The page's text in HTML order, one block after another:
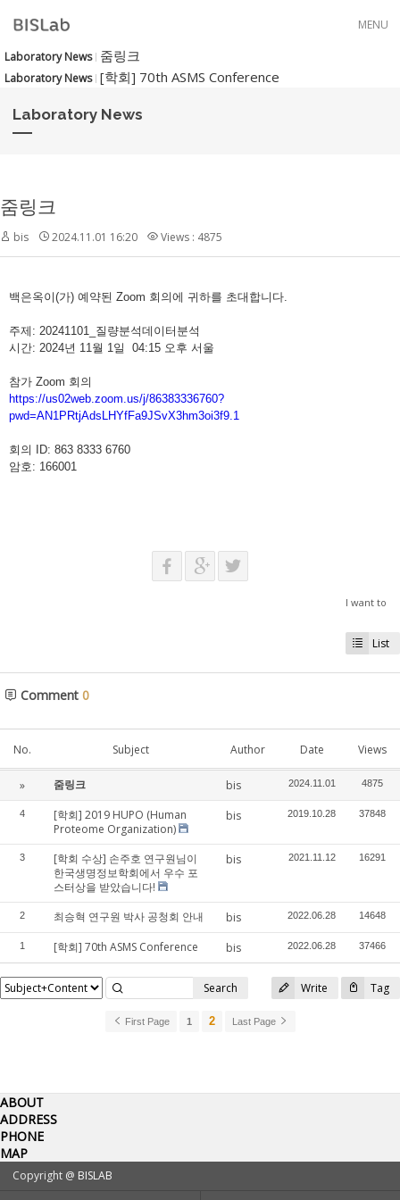
MENU
Laboratory News 줌링크
Laboratory News [학회] 70th ASMS Conference
Laboratory News
줌링크
bis 2024.11.01 16:20 Views : 4875
백은옥이(가) 예약된 Zoom 회의에 귀하를 초대합니다.
주제: 20241101_질량분석데이터분석
시간: 2024년 11월 1일 04:15 오후 서울
참가 Zoom 회의
https://us02web.zoom.us/j/86383336760?
pwd=AN1PRtjAdsLHYfFa9JSvX3hm3oi3f9.1
회의 ID: 863 8333 6760
암호: 166001
I want to
List
Comment 0
No. Subject Author Date Views
» 줌링크 bis 2024.11.01 4875
4
[학회] 2019 HUPO (Human
Proteome Organization)
bis 2019.10.28 37848
3
[학회 수상] 손주호 연구원님이
한국생명정보학회에서 우수 포
스터상을 받았습니다!
bis 2021.11.12 16291
2 최승혁 연구원 박사 공청회 안내 bis 2022.06.28 14648
1 [학회] 70th ASMS Conference bis 2022.06.28 37466
Write Tag
Search
First Page 1 2 Last Page
ABOUT
ADDRESS
PHONE
MAP
Copyright @ BISLAB